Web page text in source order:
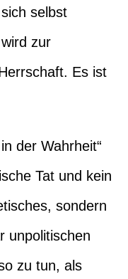
selbst
zur
Es ist
der Wahrheit“
Tat und kein
sondern
unpolitischen
zu tun, als